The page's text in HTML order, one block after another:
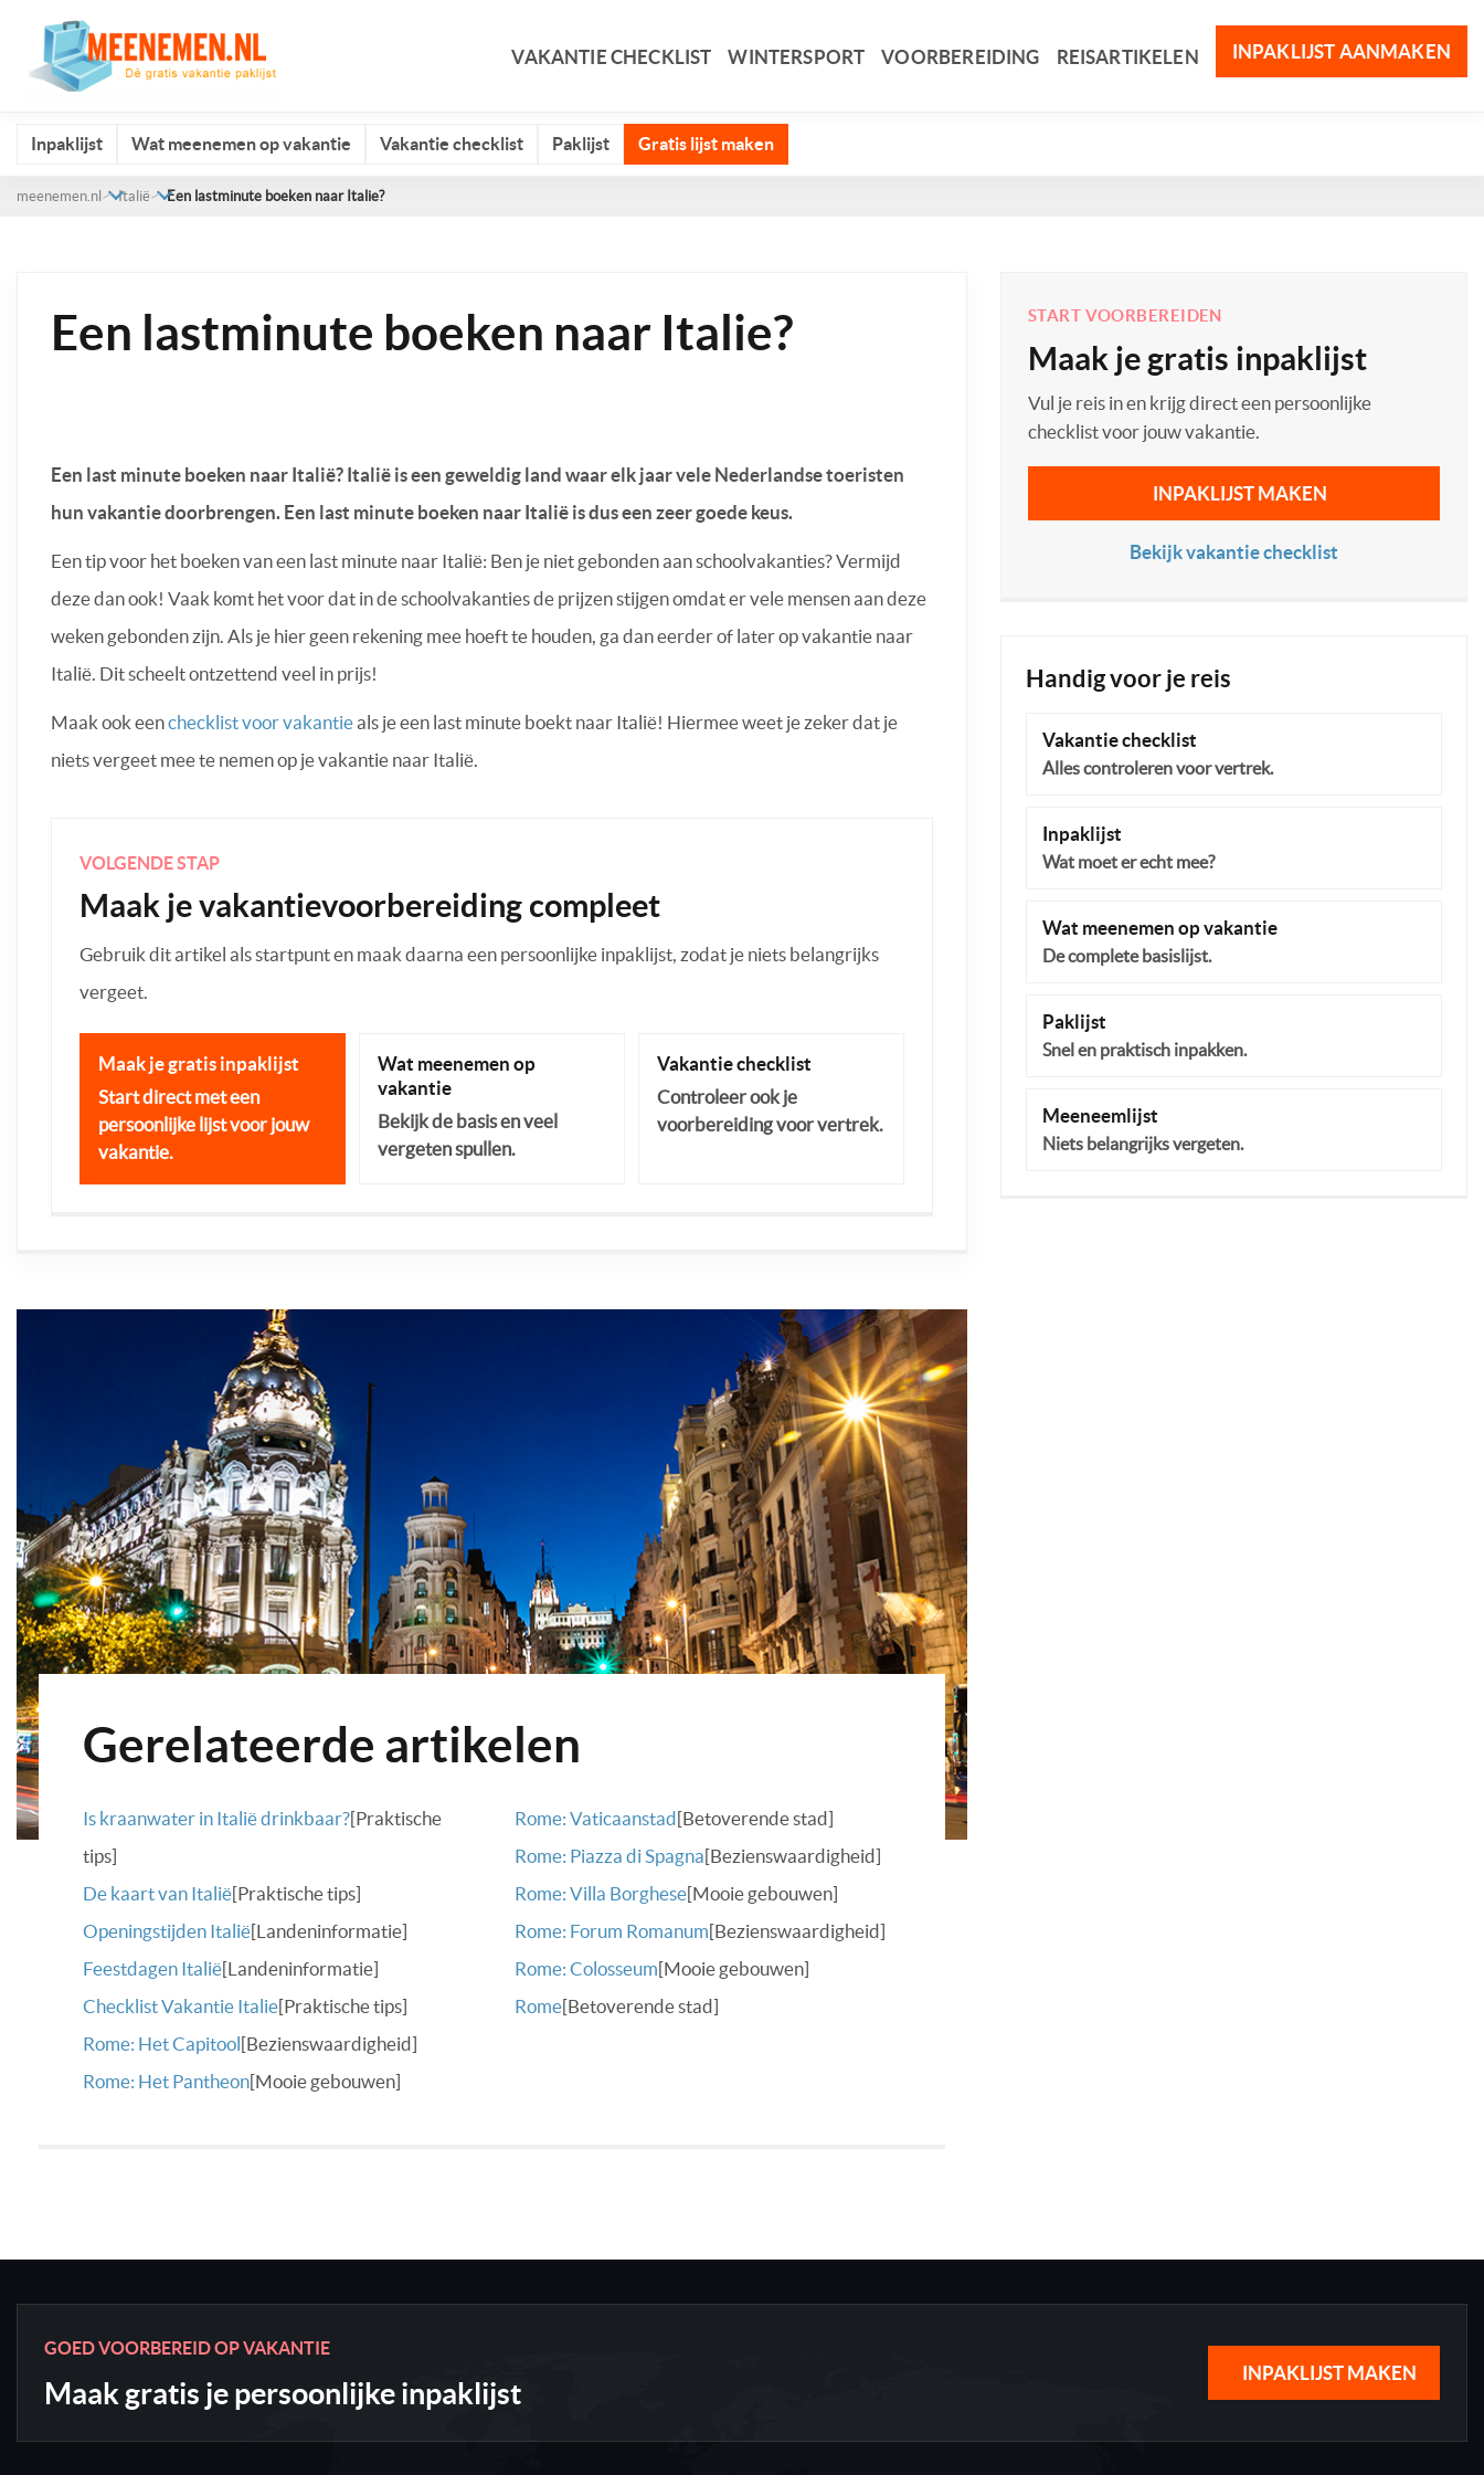
VAKANTIE CHECKLIST WINTERSPORT VOORBEREIDING REISARTIKELEN INPAKLIJST AANMAKEN
Inpaklijst Wat meenemen op vakantie Vakantie checklist Paklijst Gratis lijst maken
meenemen.nl Italië Een lastminute boeken naar Italie?
Een lastminute boeken naar Italie?
Een last minute boeken naar Italië? Italië is een geweldig land waar elk jaar vele Nederlandse toeristen
hun vakantie doorbrengen. Een last minute boeken naar Italië is dus een zeer goede keus.
Een tip voor het boeken van een last minute naar Italië: Ben je niet gebonden aan schoolvakanties? Vermijd
deze dan ook! Vaak komt het voor dat in de schoolvakanties de prijzen stijgen omdat er vele mensen aan deze
weken gebonden zijn. Als je hier geen rekening mee hoeft te houden, ga dan eerder of later op vakantie naar
Italië. Dit scheelt ontzettend veel in prijs!
Maak ook eenchecklist voor vakantieals je een last minute boekt naar Italië! Hiermee weet je zeker dat je
niets vergeet mee te nemen op je vakantie naar Italië.
VOLGENDE STAP
Maak je vakantievoorbereiding compleet
Gebruik dit artikel als startpunt en maak daarna een persoonlijke inpaklijst, zodat je niets belangrijks
vergeet.
Maak je gratis inpaklijst
Start direct met een
persoonlijke lijst voor jouw
vakantie.
Wat meenemen op
vakantie
Bekijk de basis en veel
vergeten spullen.
Vakantie checklist
Controleer ook je
voorbereiding voor vertrek.
Gerelateerde artikelen
Is kraanwater in Italië drinkbaar?[Praktische
tips]
De kaart van Italië[Praktische tips]
Openingstijden Italië[Landeninformatie]
Feestdagen Italië[Landeninformatie]
Checklist Vakantie Italie[Praktische tips]
Rome: Het Capitool[Bezienswaardigheid]
Rome: Het Pantheon[Mooie gebouwen]
Rome: Vaticaanstad[Betoverende stad]
Rome: Piazza di Spagna[Bezienswaardigheid]
Rome: Villa Borghese[Mooie gebouwen]
Rome: Forum Romanum[Bezienswaardigheid]
Rome: Colosseum[Mooie gebouwen]
Rome[Betoverende stad]
START VOORBEREIDEN
Maak je gratis inpaklijst
Vul je reis in en krijg direct een persoonlijke
checklist voor jouw vakantie.
INPAKLIJST MAKEN
Bekijk vakantie checklist
Handig voor je reis
Vakantie checklist
Alles controleren voor vertrek.
Inpaklijst
Wat moet er echt mee?
Wat meenemen op vakantie
De complete basislijst.
Paklijst
Snel en praktisch inpakken.
Meeneemlijst
Niets belangrijks vergeten.
GOED VOORBEREID OP VAKANTIE
Maak gratis je persoonlijke inpaklijst
INPAKLIJST MAKEN